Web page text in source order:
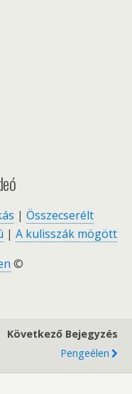
| Összecserélt
| A kulisszák mögött
©
Következő Bejegyzés
Pengeélen